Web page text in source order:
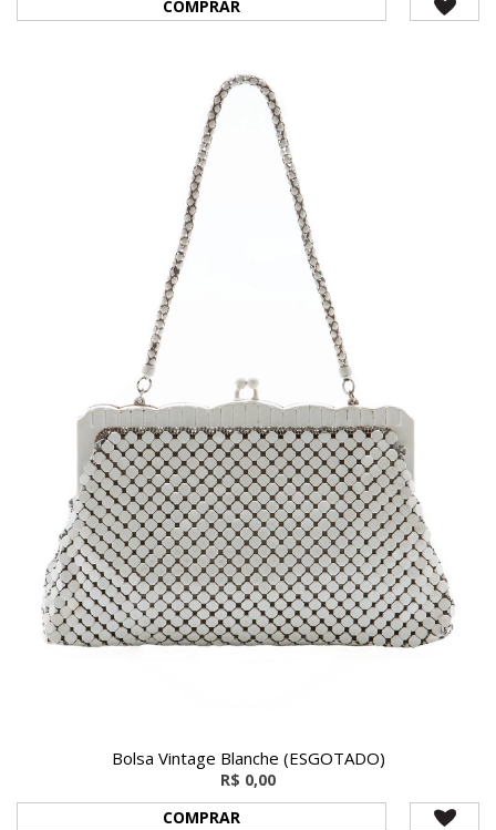
COMPRAR
Bolsa Vintage Blanche (ESGOTADO)
R$ 0,00
COMPRAR